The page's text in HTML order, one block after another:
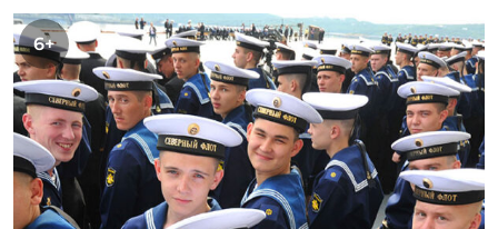
6+